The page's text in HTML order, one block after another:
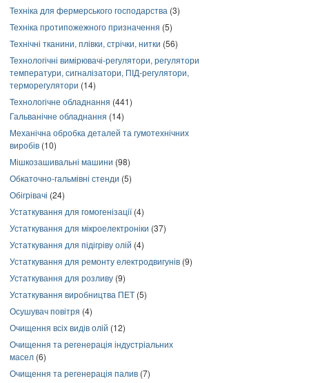
Техніка для фермерського господарства (3)
Техніка протипожежного призначення (5)
Технічні тканини, плівки, стрічки, нитки (56)
Технологічні вимірювачі-регулятори, регулятори
температури, сигналізатори, ПІД-регулятори,
терморегулятори (14)
Технологічне обладнання (441)
Гальванічне обладнання (14)
Механічна обробка деталей та гумотехнічних
виробів (10)
Мішкозашивальні машини (98)
Обкаточно-гальмівні стенди (5)
Обігрівачі (24)
Устаткування для гомогенізації(4)
Устаткування для мікроелектроніки (37)
Устаткування для підігріву олій (4)
Устаткування для ремонту електродвигунів (9)
Устаткування для розливу (9)
Устаткування виробництва ПЕТ (5)
Осушувач повітря (4)
Очищення всіх видів олій (12)
Очищення та регенерація індустріальних
масел (6)
Очищення та регенерація палив (7)